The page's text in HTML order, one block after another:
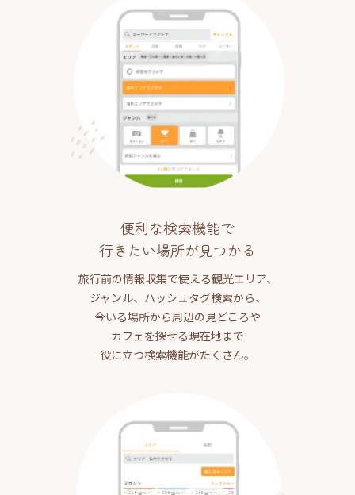
便利な検索機能で
行きたい場所が見つかる
旅行前の情報収集で使える観光エリア、
ジャンル、ハッシュタグ検索から、
今いる場所から周辺の見どころや
カフェを探せる現在地まで
役に立つ検索機能がたくさん。